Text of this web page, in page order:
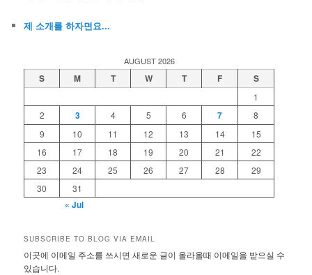
제 소개를 하자면요...
AUGUST 2026
S M T W T F S
1
2
3 4 5 6 7
8
9
10 11 12 13 14
15
16
17 18 19 20 21
22
23
24 25 26 27 28
29
30
31
« Jul
SUBSCRIBE TO BLOG VIA EMAIL
이곳에 이메일 주소를 쓰시면 새로운 글이 올라올때 이메일을 받으실 수
있습니다.